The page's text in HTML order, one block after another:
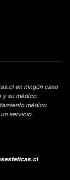
en ningún caso
y su médico.
médico
servicio.